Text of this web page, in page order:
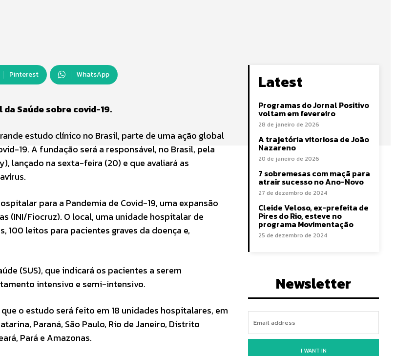
Pinterest WhatsApp
Saúde sobre covid-19.
estudo clínico no Brasil, parte de uma ação global
19. A fundação será a responsável, no Brasil, pela
lançado na sexta-feira (20) e que avaliará as
para a Pandemia de Covid-19, uma expansão
(INI/Fiocruz). O local, uma unidade hospitalar de
leitos para pacientes graves da doença e,
(SUS), que indicará os pacientes a serem
intensivo e semi-intensivo.
o estudo será feito em 18 unidades hospitalares, em
Paraná, São Paulo, Rio de Janeiro, Distrito
Pará e Amazonas.
Latest
Programas do Jornal Positivo
voltam em fevereiro
28 de janeiro de 2026
A trajetória vitoriosa de João
Nazareno
20 de janeiro de 2026
7 sobremesas com maçã para
atrair sucesso no Ano-Novo
27 de dezembro de 2024
Cleide Veloso, ex-prefeita de
Pires do Rio, esteve no
programa Movimentação
25 de dezembro de 2024
Newsletter
I WANT IN